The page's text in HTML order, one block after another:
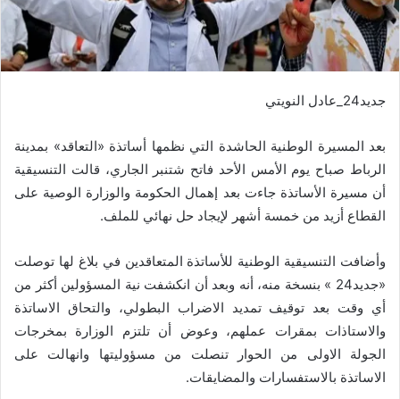
جديد24_عادل النويتي
بعد المسيرة الوطنية الحاشدة التي نظمها أساتذة «التعاقد» بمدينة
الرباط صباح يوم الأمس الأحد فاتح شتنبر الجاري، قالت التنسيقية
أن مسيرة الأساتذة جاءت بعد إهمال الحكومة والوزارة الوصية على
القطاع أزيد من خمسة أشهر لإيجاد حل نهائي للملف.
وأضافت التنسيقية الوطنية للأساتذة المتعاقدين في بلاغ لها توصلت
«جديد24 » بنسخة منه، أنه وبعد أن انكشفت نية المسؤولين أكثر من
أي وقت بعد توقيف تمديد الاضراب البطولي، والتحاق الاساتذة
والاستاذات بمقرات عملهم، وعوض أن تلتزم الوزارة بمخرجات
الجولة الاولى من الحوار تنصلت من مسؤوليتها وانهالت على
الاساتذة بالاستفسارات والمضايقات.